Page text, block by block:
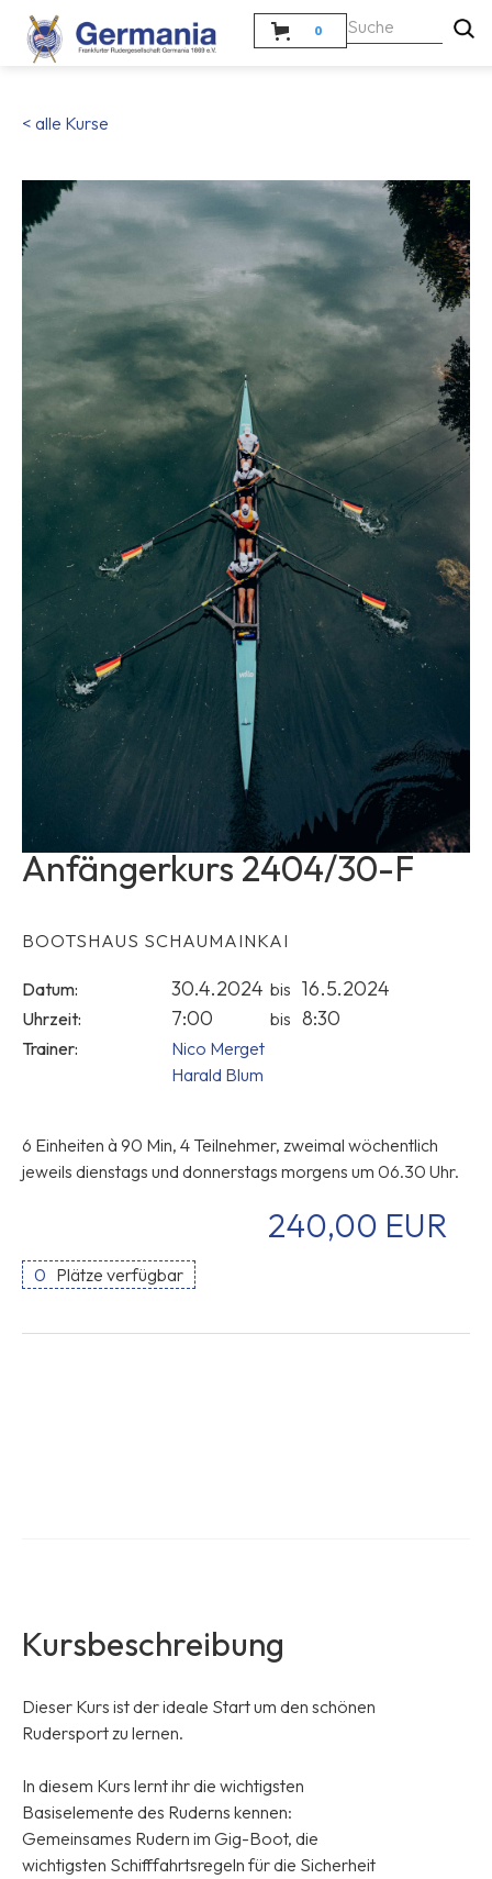
0
< alle Kurse
Anfängerkurs 2404/30-F
BOOTSHAUS SCHAUMAINKAI
Datum: 30.4.2024 bis 16.5.2024
Uhrzeit: 7:00 bis 8:30
Trainer:
Nico Merget
Harald Blum
6 Einheiten à 90 Min, 4 Teilnehmer, zweimal wöchentlich
jeweils dienstags und donnerstags morgens um 06.30 Uhr.
240,00 EUR
0 Plätze verfügbar
Kursbeschreibung
Dieser Kurs ist der ideale Start um den schönen
Rudersport zu lernen.
In diesem Kurs lernt ihr die wichtigsten
Basiselemente des Ruderns kennen:
Gemeinsames Rudern im Gig-Boot, die
wichtigsten Schifffahrtsregeln für die Sicherheit